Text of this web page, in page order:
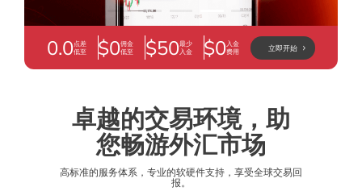
0.0 点差
低至
$0佣金
低至
$50最少
入金
$0入金
费用
立即开始
卓越的交易环境，助
您畅游外汇市场
高标准的服务体系，专业的软硬件支持，享受全球交易回
报。